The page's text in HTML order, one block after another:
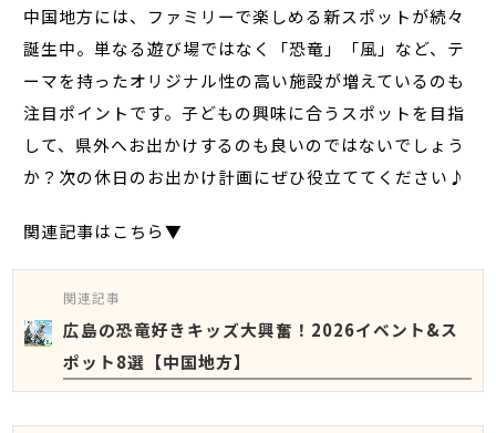
中国地方には、ファミリーで楽しめる新スポットが続々
誕生中。単なる遊び場ではなく「恐竜」「風」など、テ
ーマを持ったオリジナル性の高い施設が増えているのも
注目ポイントです。子どもの興味に合うスポットを目指
して、県外へお出かけするのも良いのではないでしょう
か？次の休日のお出かけ計画にぜひ役立ててください♪
関連記事はこちら▼
関連記事
広島の恐竜好きキッズ大興奮！2026イベント&ス
ポット8選【中国地方】